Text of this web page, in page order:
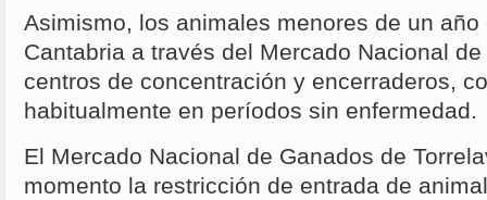
Asimismo, los animales menores de un
Cantabria a través del Mercado Nacional
centros de concentración y encerraderos,
habitualmente en períodos sin enfermedad.
El Mercado Nacional de Ganados de
momento la restricción de entrada de